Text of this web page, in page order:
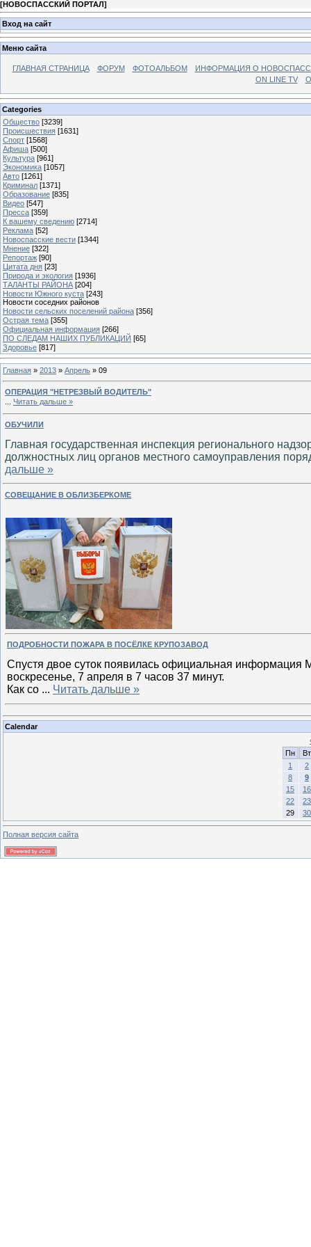
[НОВОСПАССКИЙ ПОРТАЛ]
Вход на сайт
Меню сайта
ГЛАВНАЯ СТРАНИЦА ФОРУМ ФОТОАЛЬБОМ
ИНФОРМАЦИЯ О
ON LINE TV
Categories
Общество [3239]
Происшествия [1631]
Спорт [1568]
Афиша [500]
Культура [961]
Экономика [1057]
Авто [1261]
Криминал [1371]
Образование [835]
Видео [547]
Пресса [359]
К вашему сведению [2714]
Реклама [52]
Новоспасские вести [1344]
Мнение [322]
Репортаж [90]
Цитата дня [23]
Природа и экология [1936]
ТАЛАНТЫ РАЙОНА [204]
Новости Южного куста [243]
Новости соседних районов
Новости сельских поселений района [356]
Острая тема [355]
Официальная информация [266]
ПО СЛЕДАМ НАШИХ ПУБЛИКАЦИЙ [65]
Здоровье [817]
Главная » 2013 » Апрель » 09
ОПЕРАЦИЯ "НЕТРЕЗВЫЙ ВОДИТЕЛЬ"
Читать дальше »
ОБУЧИЛИ
Главная государственная инспекция регионального
должностных лиц органов местного самоуправления
дальше »
СОВЕЩАНИЕ В ОБЛИЗБЕРКОМЕ
ПОДРОБНОСТИ ПОЖАРА В ПОСЁЛКЕ КРУПОЗАВОД
Спустя двое суток появилась официальная
воскресенье, 7 апреля в 7 часов 37 минут.
Как со ... Читать дальше »
Calendar
Пн
Вт
1
2
8
9
15
16
22
23
29
30
Полная версия сайта